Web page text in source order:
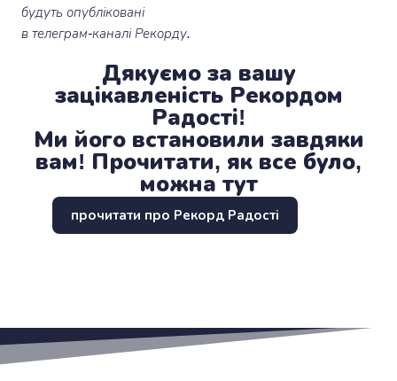
будуть опубліковані
в телеграм-каналі Рекорду.
Дякуємо за вашу
зацікавленість Рекордом
Радості!
Ми його встановили завдяки
вам! Прочитати, як все було,
можна тут
прочитати про Рекорд Радості